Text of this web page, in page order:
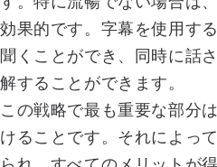
効果的です。字幕を使用す
聞くことができ、同時に話
解することができます。
この戦略で最も重要な部分
けることです。それによっ